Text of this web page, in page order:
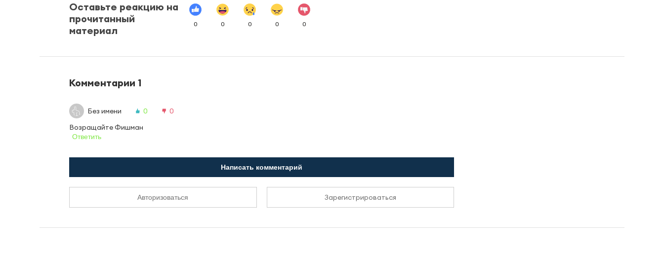
Оставьте реакцию на
прочитанный
материал
0 0 0 0 0
Комментарии 1
Без имени 0
0
Возращайте Фишман
Ответить
Написать комментарий
Авторизоваться Зарегистрироваться